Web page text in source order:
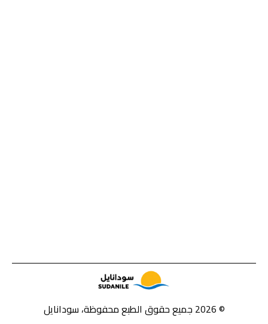
© 2026 جميع حقوق الطبع محفوظة، سودانايل